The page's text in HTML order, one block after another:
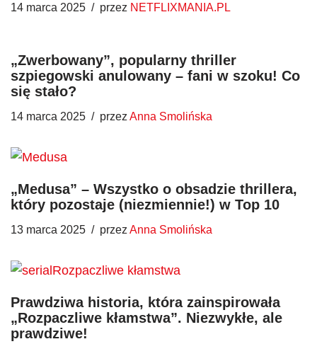
14 marca 2025 przez NETFLIXMANIA.PL
„Zwerbowany”, popularny thriller
szpiegowski anulowany – fani w szoku! Co
się stało?
14 marca 2025 przez Anna Smolińska
„Medusa” – Wszystko o obsadzie thrillera,
który pozostaje (niezmiennie!) w Top 10
13 marca 2025 przez Anna Smolińska
Prawdziwa historia, która zainspirowała
„Rozpaczliwe kłamstwa”. Niezwykłe, ale
prawdziwe!